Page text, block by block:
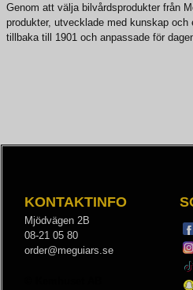
Genom att välja bilvårdsprodukter från
produkter, utvecklade med kunskap
tillbaka till 1901 och anpassade för
KONTAKTINFO
Mjödvägen 2B
08-21 05 80
order@meguiars.se